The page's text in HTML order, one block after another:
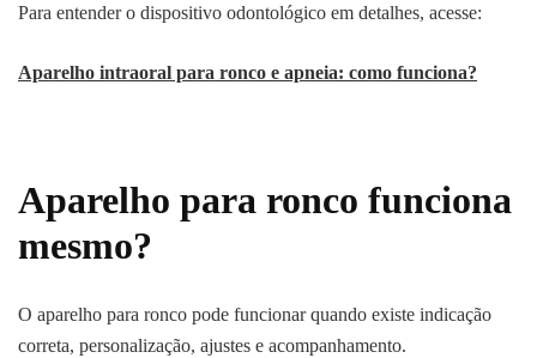
Para entender o dispositivo odontológico em detalhes, acesse:
Aparelho intraoral para ronco e apneia: como funciona?
Aparelho para ronco funciona
mesmo?
O aparelho para ronco pode funcionar quando existe indicação
correta, personalização, ajustes e acompanhamento.